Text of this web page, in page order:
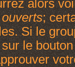
alors
ouverts;
Si le
le